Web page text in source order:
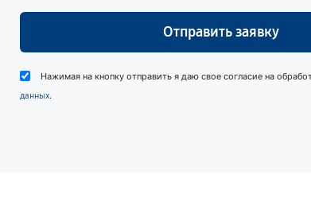
Отправить заявку
Нажимая на кнопку отправить я даю свое согласие на
данных.